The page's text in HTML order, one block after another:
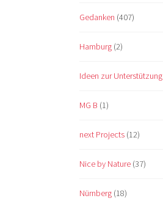
Gedanken (407)
Hamburg (2)
Ideen zur Unterstützung
MG B (1)
next Projects (12)
Nice by Nature (37)
Nürnberg (18)